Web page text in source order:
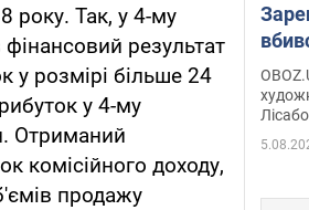
року. Так, у 4-му
результат
у розмірі більше 24
у 4-му
Отриманий
комісійного доходу,
продажу
в